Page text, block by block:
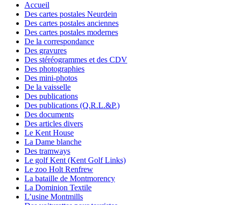
Accueil
Des cartes postales Neurdein
Des cartes postales anciennes
Des cartes postales modernes
De la correspondance
Des gravures
Des stéréogrammes et des CDV
Des photographies
Des mini-photos
De la vaisselle
Des publications
Des publications (Q.R.L.&P.)
Des documents
Des articles divers
Le Kent House
La Dame blanche
Des tramways
Le golf Kent (Kent Golf Links)
Le zoo Holt Renfrew
La bataille de Montmorency
La Dominion Textile
L’usine Montmills